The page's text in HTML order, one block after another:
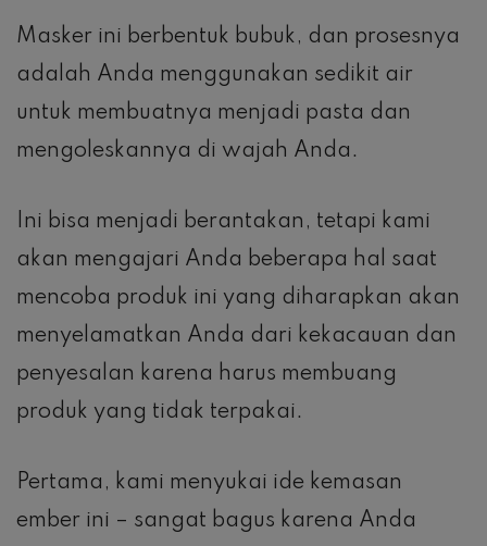
Masker ini berbentuk bubuk, dan prosesnya
adalah Anda menggunakan sedikit air
untuk membuatnya menjadi pasta dan
mengoleskannya di wajah Anda.
Ini bisa menjadi berantakan, tetapi kami
akan mengajari Anda beberapa hal saat
mencoba produk ini yang diharapkan akan
menyelamatkan Anda dari kekacauan dan
penyesalan karena harus membuang
produk yang tidak terpakai.
Pertama, kami menyukai ide kemasan
ember ini – sangat bagus karena Anda